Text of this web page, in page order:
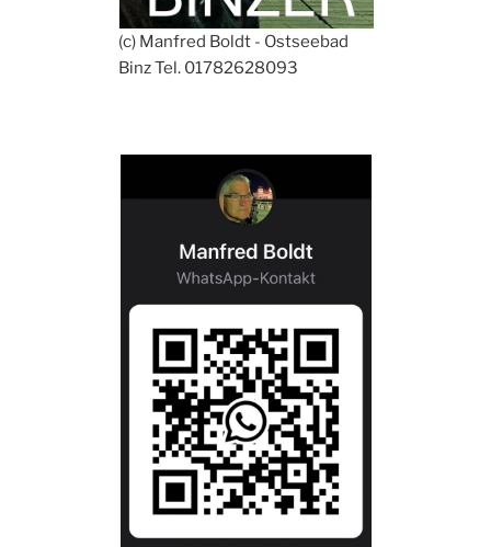
(c) Manfred Boldt - Ostseebad
Binz Tel. 01782628093